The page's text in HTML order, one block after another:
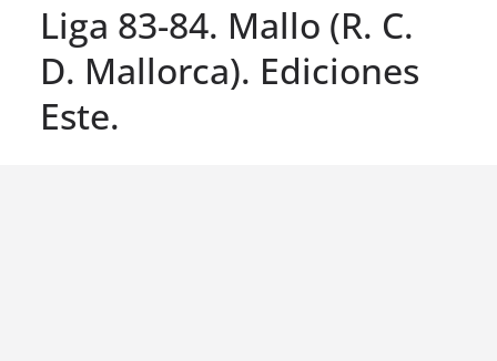
Liga 83-84. Mallo (R. C.
D. Mallorca). Ediciones
Este.